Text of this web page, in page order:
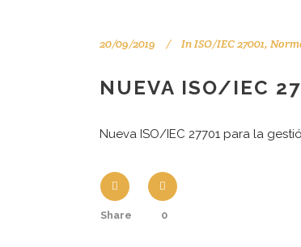
20/09/2019 InISO/IEC 27001,
NUEVA ISO/IEC
Nueva ISO/IEC 27701 para la
Share 0